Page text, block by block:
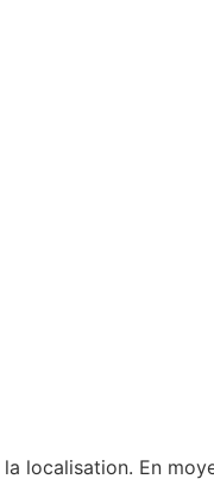
localisation. En